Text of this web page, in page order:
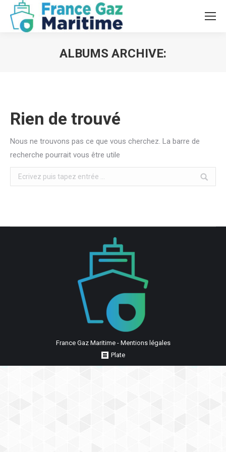
ALBUMS ARCHIVE:
Rien de trouvé
Nous ne trouvons pas ce que vous cherchez. La barre de
recherche pourrait vous être utile
Search:
France Gaz Maritime - Mentions légales
Plate